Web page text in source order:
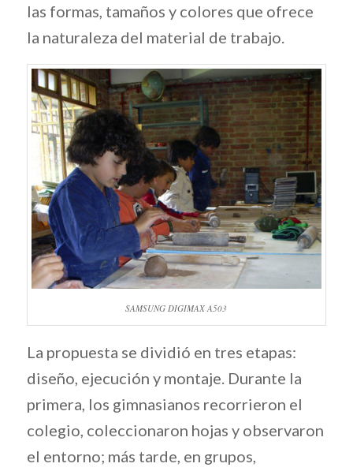
las formas, tamaños y colores que ofrece
la naturaleza del material de trabajo.
SAMSUNG DIGIMAX A503
La propuesta se dividió en tres etapas:
diseño, ejecución y montaje. Durante la
primera, los gimnasianos recorrieron el
colegio, coleccionaron hojas y observaron
el entorno; más tarde, en grupos,